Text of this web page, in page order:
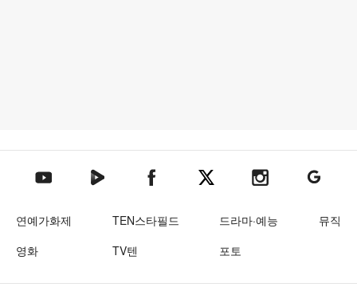
텐아시아 유튜브텐아시아 네이버TV텐아시아 페이스북텐아시아 엑스텐아시아 인스타그램
텐아시아
연예가화제 TEN스타필드 드라마·예능
뮤직
영화
TV텐 포토